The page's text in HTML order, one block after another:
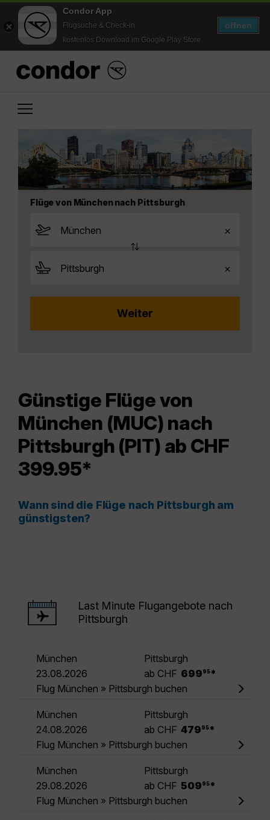
Condor App
Flugsuche & Check-in
kostenlos Download im Google Play Store
öffnen
Flüge von München nach Pittsburgh
Günstige Flüge von
München (MUC) nach
Pittsburgh (PIT) ab CHF
399.95*
Wann sind die Flüge nach Pittsburgh am
günstigsten?
Last Minute Flugangebote nach
Pittsburgh
München
Pittsburgh
23.08.2026
ab CHF 699 95 *
Flug München » Pittsburgh buchen
München
Pittsburgh
24.08.2026
ab CHF 479 95 *
Flug München » Pittsburgh buchen
München
Pittsburgh
29.08.2026
ab CHF 509 95 *
Flug München » Pittsburgh buchen